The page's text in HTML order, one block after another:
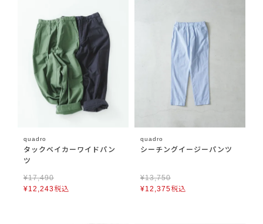
quadro
タックベイカーワイドパン
ツ
¥17,490
¥12,243税込
quadro
シーチングイージーパンツ
¥13,750
¥12,375税込